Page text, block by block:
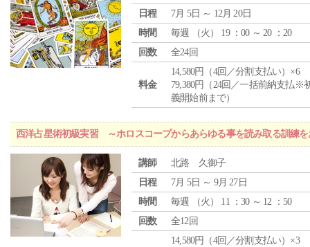
日程
7月 5日 ～ 12月 20日
時間
毎週 （火 ） 19 ：00 ～ 20 ：20
回数
全24回
料金
14,580円（4回／分割支払い）×6
79,380円（24回／一括前納支払※
義開始前まで）
西洋占星術初級実習 ～ホロスコープからあらゆる事を読み取る訓練を
講師
北路 久御子
日程
7月 5日 ～ 9月 27日
時間
毎週 （火 ） 11 ：30 ～ 12 ：50
回数
全12回
14,580円（4回／分割支払い）×3